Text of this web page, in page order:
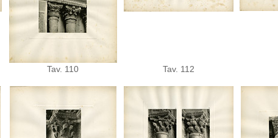
Tav. 110 Tav. 112